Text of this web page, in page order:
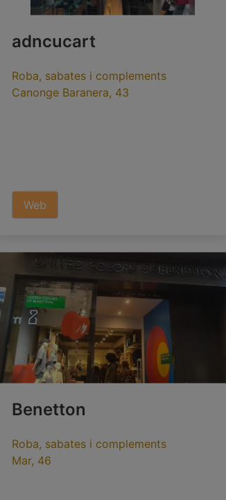
adncucart
Roba, sabates i complements
Canonge Baranera, 43
Web
Benetton
Roba, sabates i complements
Mar, 46